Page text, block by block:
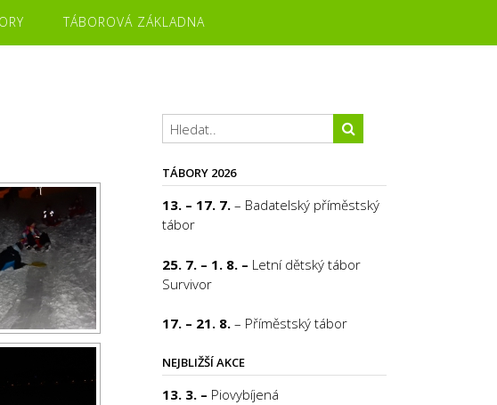
TÁBOROVÁ ZÁKLADNA
TÁBORY 2026
13. – 17. 7. – Badatelský příměstský
tábor
25. 7. – 1. 8. – Letní dětský tábor
Survivor
17. – 21. 8. – Příměstský tábor
NEJBLIŽŠÍ AKCE
13. 3. – Piovybíjená